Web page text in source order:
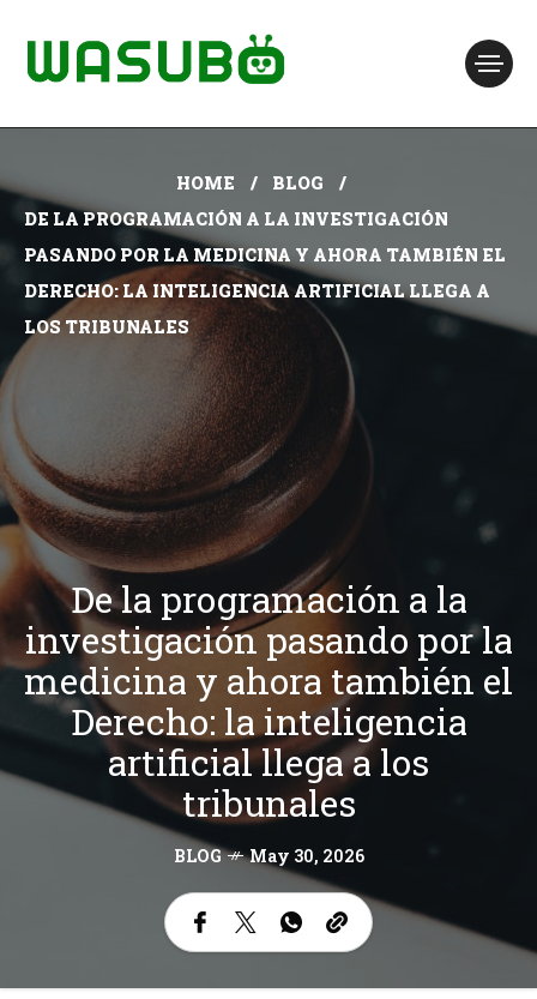
HOME
BLOG
DE LA PROGRAMACIÓN A LA INVESTIGACIÓN
PASANDO POR LA MEDICINA Y AHORA TAMBIÉN EL
DERECHO: LA INTELIGENCIA ARTIFICIAL LLEGA A
LOS TRIBUNALES
De la programación a la
investigación pasando por la
medicina y ahora también el
Derecho: la inteligencia
artificial llega a los
tribunales
BLOG May 30, 2026